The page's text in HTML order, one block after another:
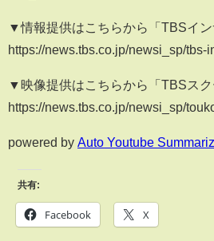
▼情報提供はこちらから「TBSイン
https://news.tbs.co.jp/newsi_sp/tbs-
▼映像提供はこちらから「TBSスク
https://news.tbs.co.jp/newsi_sp/
powered by Auto Youtube
共有:
Facebook X